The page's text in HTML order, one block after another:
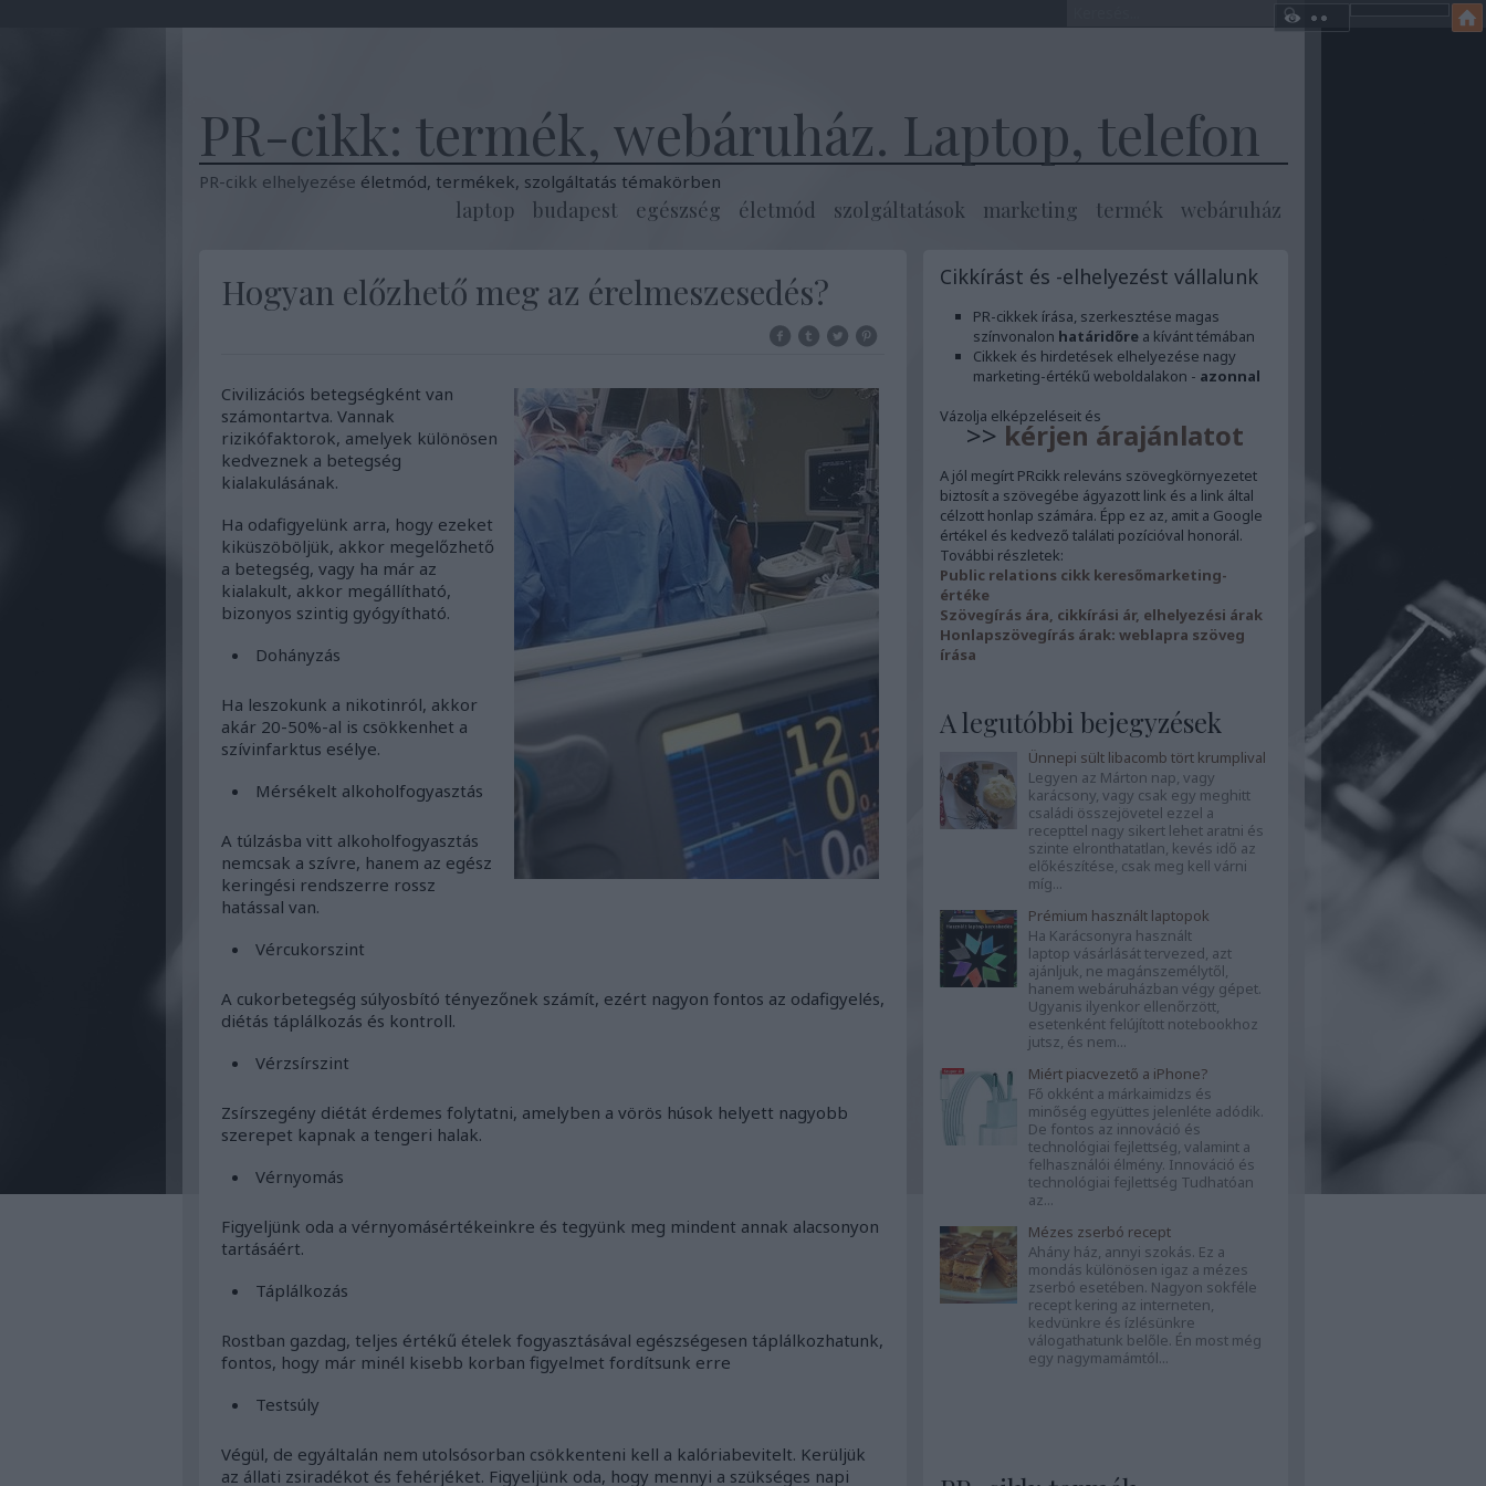
PR-cikk: termék, webáruház. Laptop, telefon
PR-cikk elhelyezése életmód, termékek, szolgáltatás témakörben
laptop budapest egészség életmód szolgáltatások marketing termék webáruház
Hogyan előzhető meg az érelmeszesedés?
Civilizációs betegségként van
számontartva. Vannak
rizikófaktorok, amelyek különösen
kedveznek a betegség
kialakulásának.
Ha odafigyelünk arra, hogy ezeket
kiküszöböljük, akkor megelőzhető
a betegség, vagy ha már az
kialakult, akkor megállítható,
bizonyos szintig gyógyítható.
Dohányzás
Ha leszokunk a nikotinról, akkor
akár 20-50%-al is csökkenhet a
szívinfarktus esélye.
Mérsékelt alkoholfogyasztás
A túlzásba vitt alkoholfogyasztás
nemcsak a szívre, hanem az egész
keringési rendszerre rossz
hatással van.
Vércukorszint
A cukorbetegség súlyosbító tényezőnek számít, ezért nagyon fontos az odafigyelés,
diétás táplálkozás és kontroll.
Vérzsírszint
Zsírszegény diétát érdemes folytatni, amelyben a vörös húsok helyett nagyobb
szerepet kapnak a tengeri halak.
Vérnyomás
Figyeljünk oda a vérnyomásértékeinkre és tegyünk meg mindent annak alacsonyon
tartásáért.
Táplálkozás
Rostban gazdag, teljes értékű ételek fogyasztásával egészségesen táplálkozhatunk,
fontos, hogy már minél kisebb korban figyelmet fordítsunk erre
Testsúly
Végül, de egyáltalán nem utolsósorban csökkenteni kell a kalóriabevitelt. Kerüljük
az állati zsiradékot és fehérjéket. Figyeljünk oda, hogy mennyi a szükséges napi
Cikkírást és -elhelyezést vállalunk
PR-cikkek írása, szerkesztése magas
színvonalon határidőrea kívánt témában
Cikkek és hirdetések elhelyezése nagy
marketing-értékű weboldalakon - azonnal
Vázolja elképzeléseit és
>> kérjen árajánlatot
A jól megírt PRcikk releváns szövegkörnyezetet
biztosít a szövegébe ágyazott link és a link által
célzott honlap számára. Épp ez az, amit a Google
értékel és kedvező találati pozícióval honorál.
További részletek:
Public relations cikk keresőmarketing-
értéke
Szövegírás ára, cikkírási ár, elhelyezési árak
Honlapszövegírás árak: weblapra szöveg
írása
A legutóbbi bejegyzések
Ünnepi sült libacomb tört krumplival
Legyen az Márton nap, vagy
karácsony, vagy csak egy meghitt
családi összejövetel ezzel a
recepttel nagy sikert lehet aratni és
szinte elronthatatlan, kevés idő az
előkészítése, csak meg kell várni
míg...
Prémium használt laptopok
Ha Karácsonyra használt
laptop vásárlását tervezed, azt
ajánljuk, ne magánszemélytől,
hanem webáruházban végy gépet.
Ugyanis ilyenkor ellenőrzött,
esetenként felújított notebookhoz
jutsz, és nem...
Miért piacvezető a iPhone?
Fő okként a márkaimidzs és
minőség együttes jelenléte adódik.
De fontos az innováció és
technológiai fejlettség, valamint a
felhasználói élmény. Innováció és
technológiai fejlettség Tudhatóan
az...
Mézes zserbó recept
Ahány ház, annyi szokás. Ez a
mondás különösen igaz a mézes
zserbó esetében. Nagyon sokféle
recept kering az interneten,
kedvünkre és ízlésünkre
válogathatunk belőle. Én most még
egy nagymamámtól...